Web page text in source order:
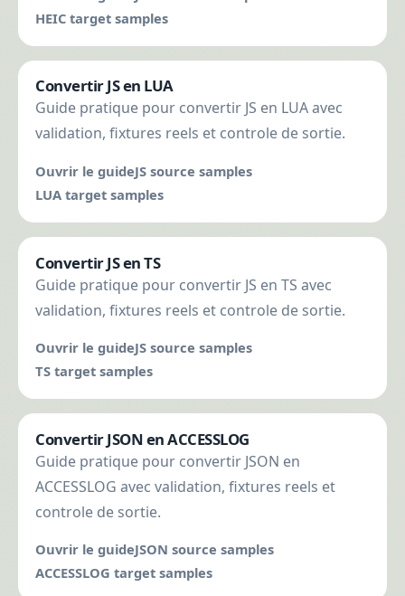
HEIC target samples
Convertir JS en LUA
Guide pratique pour convertir JS en LUA avec
validation, fixtures reels et controle de sortie.
Ouvrir le guideJS source samples
LUA target samples
Convertir JS en TS
Guide pratique pour convertir JS en TS avec
validation, fixtures reels et controle de sortie.
Ouvrir le guideJS source samples
TS target samples
Convertir JSON en ACCESSLOG
Guide pratique pour convertir JSON en
ACCESSLOG avec validation, fixtures reels et
controle de sortie.
Ouvrir le guideJSON source samples
ACCESSLOG target samples